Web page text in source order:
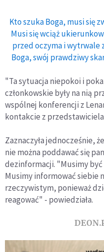
Kto szuka Boga, musi się
Musi się wciąż
przed oczyma i wytrwale
Boga, swój prawdziwy
"Ta sytuacja niepokoi i
członkowskie były na nią
wspólnej konferencji z
kontakcie z
Zaznaczyła jednocześnie,
nie można poddawać się
dezinformacji. "Musimy
Musimy informować siebie
rzeczywistym, ponieważ
reagować" - powiedziała.